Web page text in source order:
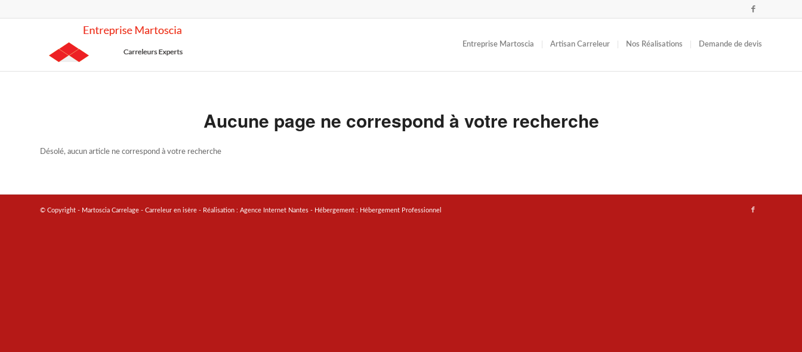
Entreprise Martoscia Artisan Carreleur Nos Réalisations Demande de devis
Aucune page ne correspond à votre recherche
Désolé, aucun article ne correspond à votre recherche
© Copyright - Martoscia Carrelage - Carreleur en isère - Réalisation : Agence Internet Nantes - Hébergement : Hébergement Professionnel